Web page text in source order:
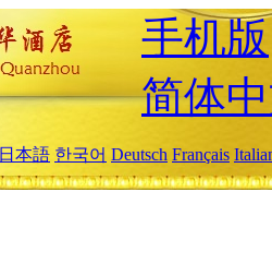
手机版
简体
日本語 한국어 Deutsch Français